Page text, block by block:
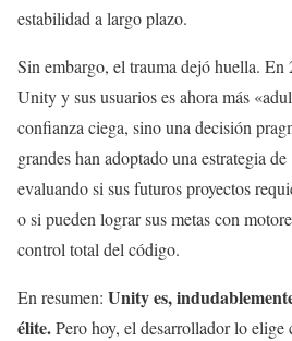
estabilidad a largo plazo.
Sin embargo, el trauma dejó huella. En
Unity y sus usuarios es ahora más
confianza ciega, sino una decisión
grandes han adoptado una estrategia
evaluando si sus futuros proyectos
o si pueden lograr sus metas con
control total del código.
En resumen: Unity es,
élite.Pero hoy, el desarrollador lo elige